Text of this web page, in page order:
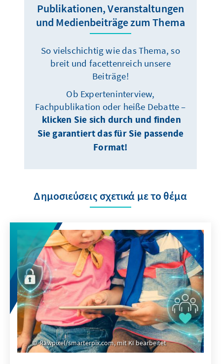
Publikationen, Veranstaltungen
und Medienbeiträge zum Thema
So vielschichtig wie das Thema, so
breit und facettenreich unsere
Beiträge!
Ob Experteninterview,
Fachpublikation oder heiße Debatte –
klicken Sie sich durch und finden
Sie garantiert das für Sie passende
Format!
Δημοσιεύσεις σχετικά με το θέμα
Rawpixel/smarterpix.com, mit KI bearbeitet